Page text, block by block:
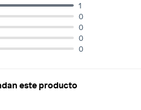
0
0
0
0
1
este producto